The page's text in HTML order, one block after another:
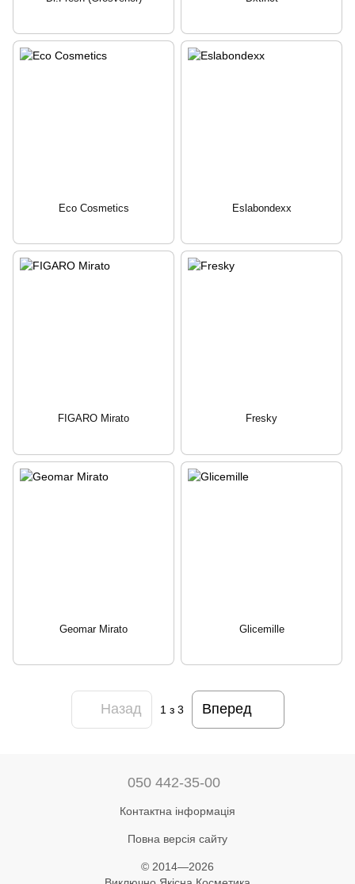
Eco Cosmetics Eslabondexx
FIGARO Mirato Fresky
Geomar Mirato Glicemille
Назад 1 з 3 Вперед
050 442-35-00
Контактна інформація
Повна версія сайту
© 2014—2026